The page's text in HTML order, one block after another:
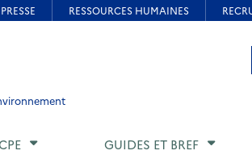
GUIDES ET BREF